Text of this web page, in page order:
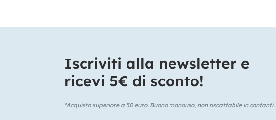
Iscriviti alla newsletter e
ricevi 5€ di sconto!​
*Acquisto superiore a 50 euro. Buono monouso, non riscattabile in contanti.